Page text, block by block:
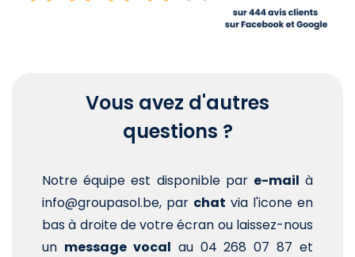
Vous avez d'autres
questions ?
Notre équipe est disponible par e-mail à
info@groupasol.be, par chat via l'icone en
bas à droite de votre écran ou laissez-nous
un message vocal au 04 268 07 87 et